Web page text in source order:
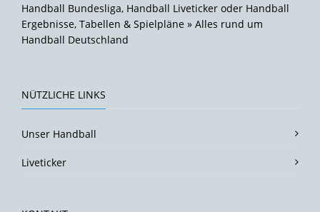
Handball Bundesliga, Handball Liveticker oder Handball
Ergebnisse, Tabellen & Spielpläne » Alles rund um
Handball Deutschland
NÜTZLICHE LINKS
Unser Handball
Liveticker